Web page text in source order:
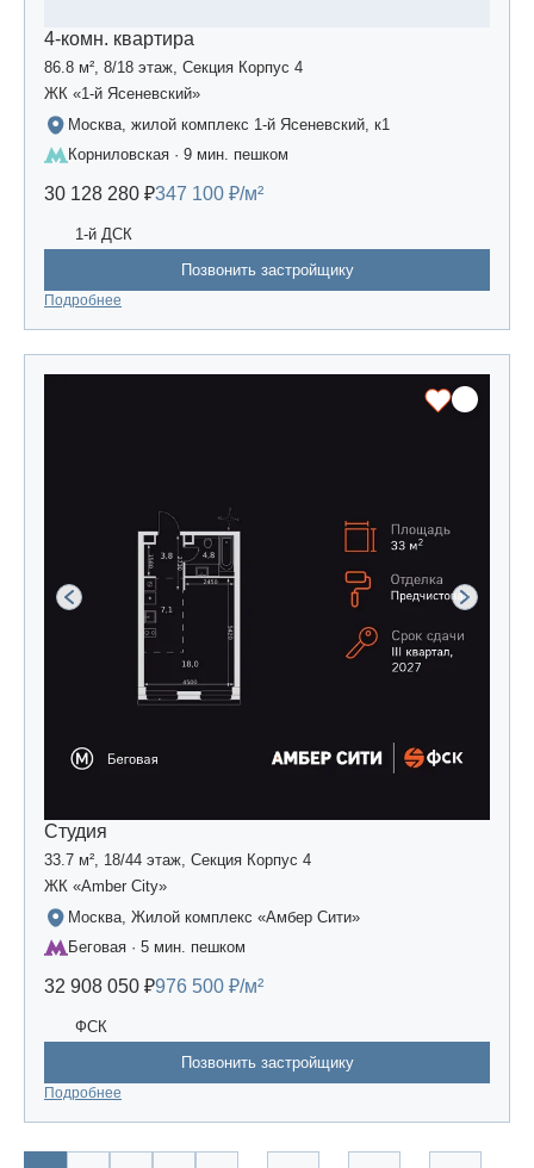
4-комн. квартира
86.8 м², 8/18 этаж, Секция Корпус 4
ЖК «1-й Ясеневский»
Москва, жилой комплекс 1-й Ясеневский, к1
Корниловская · 9 мин. пешком
30 128 280 ₽347 100 ₽/м²
1-й ДСК
Позвонить застройщику
Подробнее
Студия
33.7 м², 18/44 этаж, Секция Корпус 4
ЖК «Amber Сity»
Москва, Жилой комплекс «Амбер Сити»
Беговая · 5 мин. пешком
32 908 050 ₽976 500 ₽/м²
ФСК
Позвонить застройщику
Подробнее